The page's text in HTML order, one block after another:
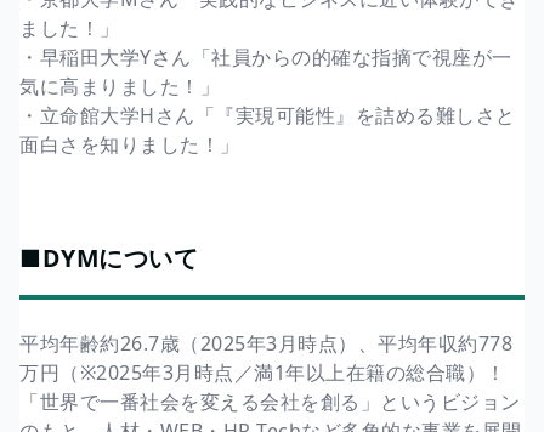
ました！」
・早稲田大学Yさん「社員からの的確な指摘で視座が一
気に高まりました！」
・立命館大学Hさん「『実現可能性』を詰める難しさと
面白さを知りました！」
■DYMについて
平均年齢約26.7歳（2025年3月時点）、平均年収約778
万円（※2025年3月時点／満1年以上在籍の総合職）！
「世界で一番社会を変える会社を創る」というビジョン